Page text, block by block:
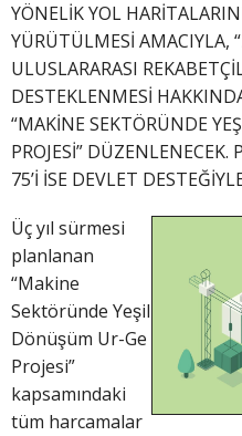
YÖNELİK YOL
YÜRÜTÜLMESİ AMACIYLA,
ULUSLARARASI
DESTEKLENMESİ
“MAKİNE SEKTÖRÜNDE
PROJESİ” DÜZENLENECEK.
75’İ İSE DEVLET
Üç yıl sürmesi
planlanan
“Makine
Sektöründe Yeşil
Dönüşüm Ur-Ge
Projesi”
kapsamındaki
tüm harcamalar